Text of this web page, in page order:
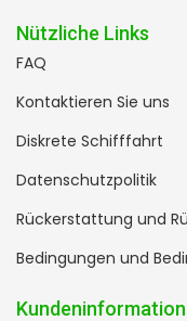
Nützliche Links
FAQ
Kontaktieren Sie uns
Diskrete Schifffahrt
Datenschutzpolitik
Rückerstattung und
Bedingungen und